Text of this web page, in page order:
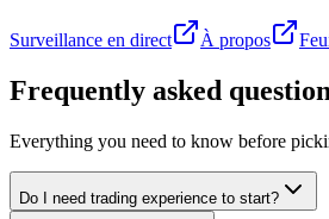
Surveillance en direct À propos
Frequently asked
Everything you need to know before
Do I need trading experience to start?